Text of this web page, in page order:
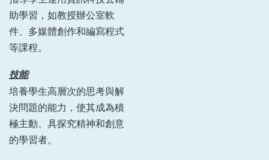
助學習，如教授辦公室軟
件、多媒體創作和編寫程式
等課程。
技能
培養學生高層次的思考與解
決問題的能力，使其成為積
極主動、具探究精神和創意
的學習者。